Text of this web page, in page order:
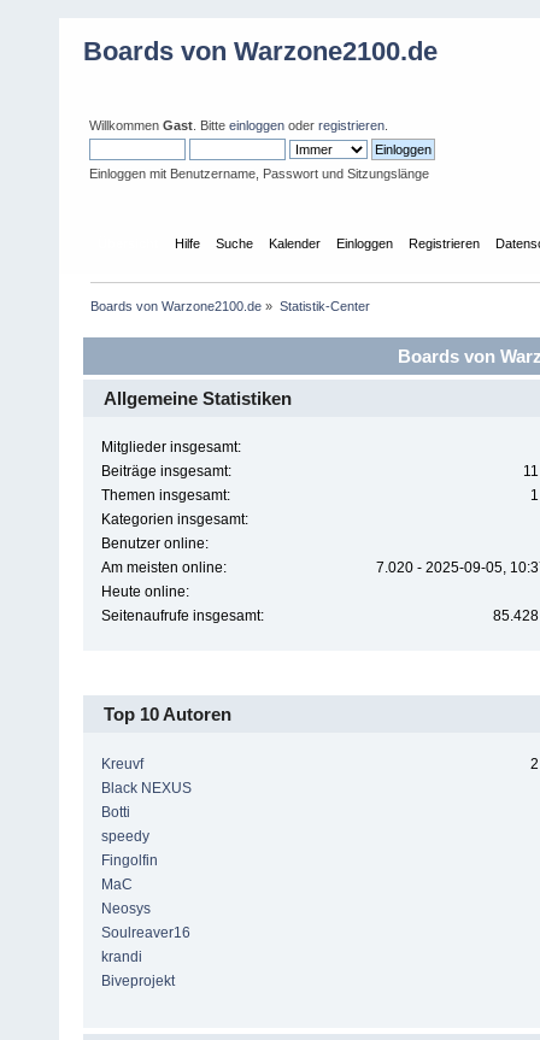
Boards von Warzone2100.de
Willkommen Gast . Bitte einloggen oder registrieren
Einloggen mit Benutzername, Passwort und Sitzungslänge
Hilfe Suche Kalender Einloggen Registrieren
Boards von Warzone2100.de » Statistik-Center
Boards von
Allgemeine Statistiken
Mitglieder insgesamt:
Beiträge insgesamt:
Themen insgesamt:
Kategorien insgesamt:
Benutzer online:
Am meisten online:
7.020 - 2025-09-05,
Heute online:
Seitenaufrufe insgesamt:
Top 10 Autoren
Kreuvf
Black NEXUS
Botti
speedy
Fingolfin
MaC
Neosys
Soulreaver16
krandi
Biveprojekt